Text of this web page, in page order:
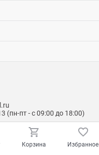
(пн-пт - с 09:00 до 18:00)
Корзина Избранное